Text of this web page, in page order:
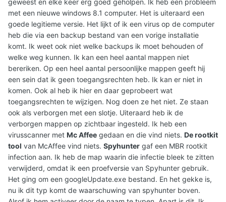
geweest en elke keer erg goed geholpen. Ik heb een probleem
met een nieuwe windows 8.1 computer. Het is uiteraard een
goede legitieme versie. Het lijkt of ik een virus op de computer
heb die via een backup bestand van een vorige installatie
komt. Ik weet ook niet welke backups ik moet behouden of
welke weg kunnen. Ik kan een heel aantal mappen niet
bereriken. Op een heel aantal persoonlijke mappen geeft hij
een sein dat ik geen toegangsrechten heb. Ik kan er niet in
komen. Ook al heb ik hier en daar geprobeert wat
toegangsrechten te wijzigen. Nog doen ze het niet. Ze staan
ook als verborgen met een slotje. Uiteraard heb ik de
verborgen mappen op zichtbaar ingesteld. Ik heb een
virusscanner met Mc Affee gedaan en die vind niets. De rootkit
tool van McAffee vind niets. Spyhunter gaf een MBR rootkit
infection aan. Ik heb de map waarin die infectie bleek te zitten
verwijderd, omdat ik een proefversie van Spyhunter gebruik.
Het ging om een googleUpdate.exe bestand. En het gekke is,
nu ik dit typ komt de waarschuwing van spyhunter boven.